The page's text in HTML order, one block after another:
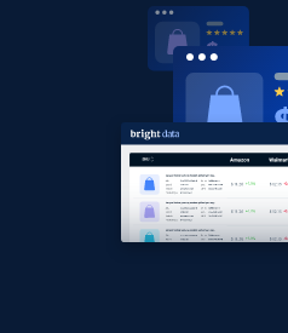
375+
Amazon products
Amazon products by
Title, Seller name, Brand,